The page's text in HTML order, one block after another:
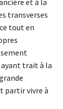
transverses
tout en
trait à la
partir vivre à